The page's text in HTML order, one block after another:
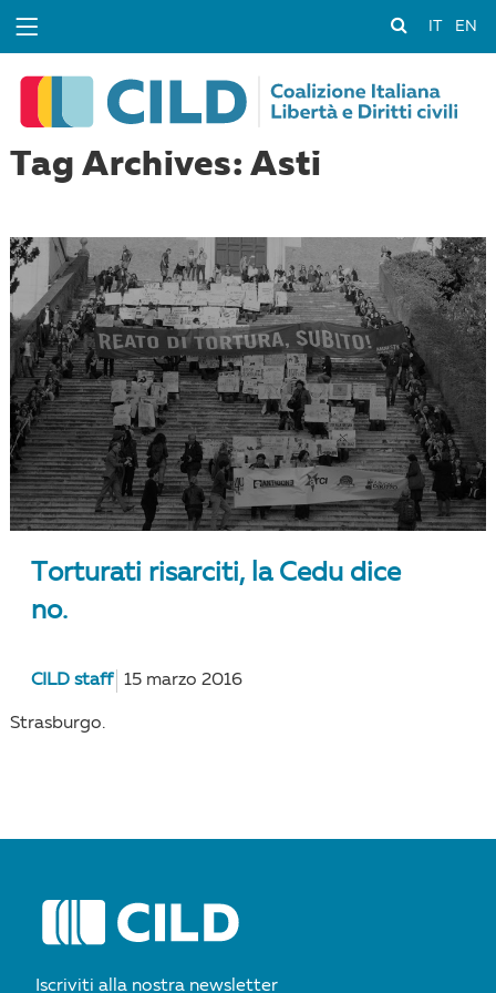
EN
Tag Archives: Asti
Torturati risarciti, la Cedu dice
no.
CILD staff 15 marzo 2016
Strasburgo.
Iscriviti alla nostra newsletter